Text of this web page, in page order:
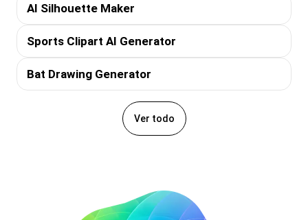
AI Silhouette Maker
Sports Clipart AI Generator
Bat Drawing Generator
Ver todo